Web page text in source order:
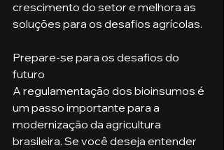
crescimento do setor e melhora as
soluções para os desafios agrícolas.
Prepare-se para os desafios do
futuro
A regulamentação dos bioinsumos é
um passo importante para a
modernização da agricultura
brasileira. Se você deseja entender